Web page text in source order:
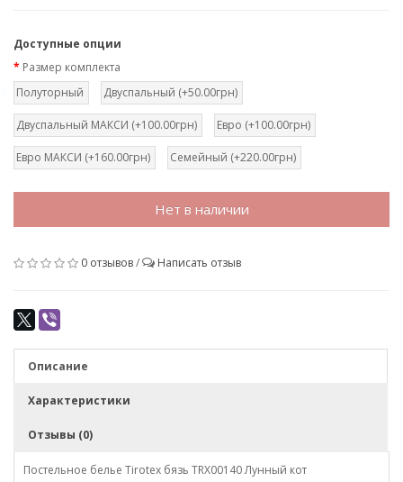
Доступные опции
Размер комплекта
Полуторный
Двуспальный (+50.00грн)
Двуспальный МАКСИ (+100.00грн) Евро (+100.00грн)
Евро МАКСИ (+160.00грн) Семейный (+220.00грн)
Нет в наличии
0 отзывов/ Написать отзыв
Описание
Характеристики
Отзывы (0)
Постельное белье Tirotex бязь TRX00140 Лунный кот